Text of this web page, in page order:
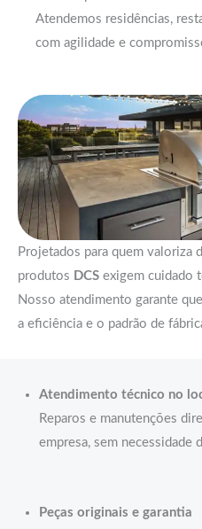
Atendemos residências,
com agilidade e
Projetados para quem valoriza
produtos DCS exigem cuidado
Nosso atendimento garante
a eficiência e o padrão de
Atendimento técnico no
Reparos e manutenções
empresa, sem necessidade
Peças originais e garantia